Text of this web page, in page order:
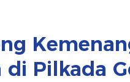
di Pilkada